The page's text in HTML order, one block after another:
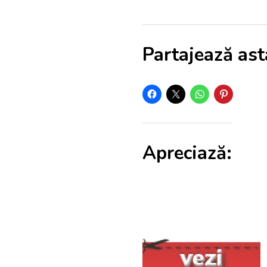
Partajează
Apreciază: